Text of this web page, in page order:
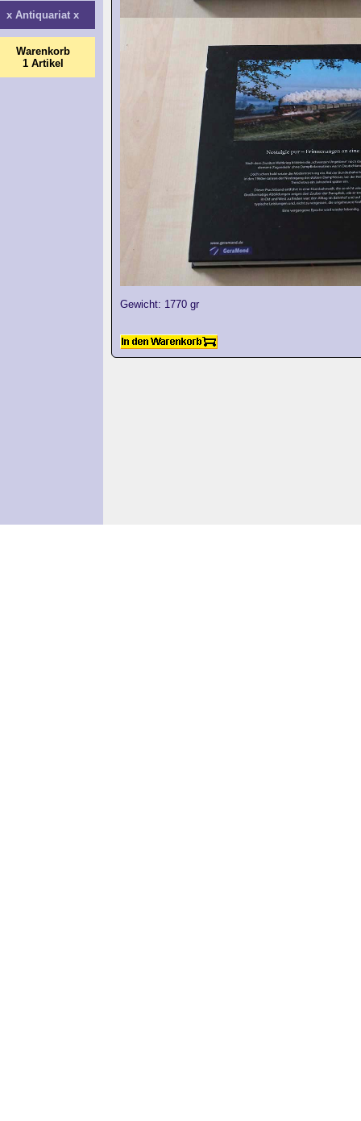
Gewicht: 1770 gr
x Antiquariat x
Warenkorb
1 Artikel